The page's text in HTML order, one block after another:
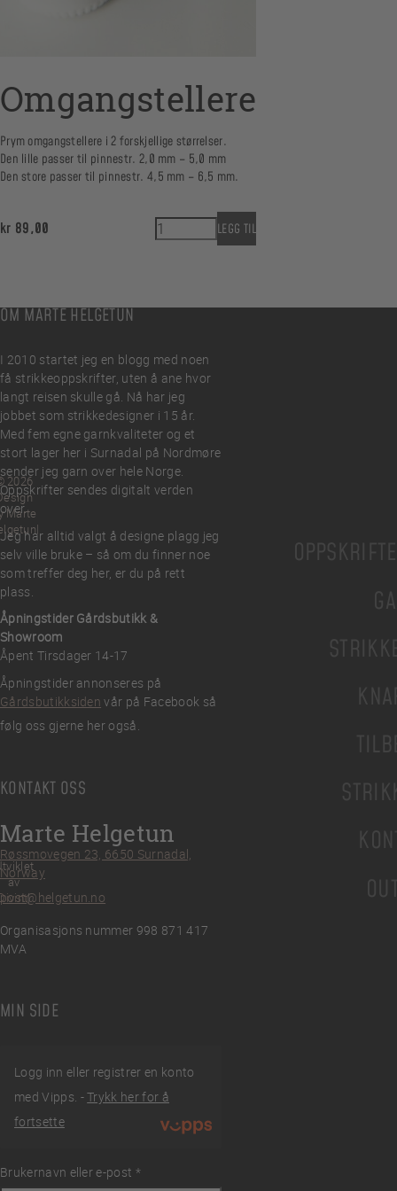
Omgangstellere
Prym omgangstellere i 2 forskjellige størrelser.
Den lille passer til pinnestr. 2,0 mm – 5,0 mm
Den store passer til pinnestr. 4,5 mm – 6,5 mm.
kr 89,00 Omgangstellere antall
LEGG TIL
OM MARTE HELGETUN
I 2010 startet jeg en blogg med noen
få strikkeoppskrifter, uten å ane hvor
langt reisen skulle gå. Nå har jeg
jobbet som strikkedesigner i 15 år.
Med fem egne garnkvaliteter og et
stort lager her i Surnadal på Nordmøre
sender jeg garn over hele Norge.
Oppskrifter sendes digitalt verden
over.
Jeg har alltid valgt å designe plagg jeg
selv ville bruke – så om du finner noe
som treffer deg her, er du på rett
plass.
Åpningstider Gårdsbutikk &
Showroom
Åpent Tirsdager 14-17
Åpningstider annonseres på
Gårdsbutikksiden vår på Facebook så
følg oss gjerne her også.
KONTAKT OSS
Marte Helgetun
Røssmovegen 23, 6650 Surnadal,
Norway
post@helgetun.no
Organisasjons nummer 998 871 417
MVA
MIN SIDE
Logg inn eller registrer en konto
med Vipps. -Trykk her for å
fortsette
Brukernavn eller e-post *
Påkrevd
2026
Marte
av